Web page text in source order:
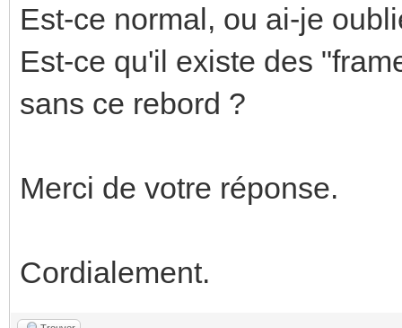
Est-ce normal, ou ai-je
Est-ce qu'il existe des
sans ce rebord ?
Merci de votre réponse.
Cordialement.